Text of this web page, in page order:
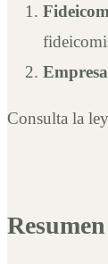
Consulta la